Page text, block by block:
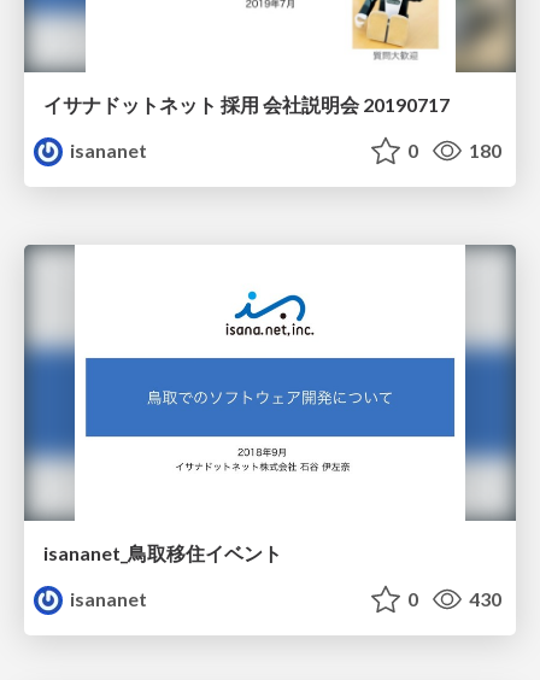
イサナドットネット 採用 会社説明会 20190717
isananet
0 180
isananet_鳥取移住イベント
isananet
0 430